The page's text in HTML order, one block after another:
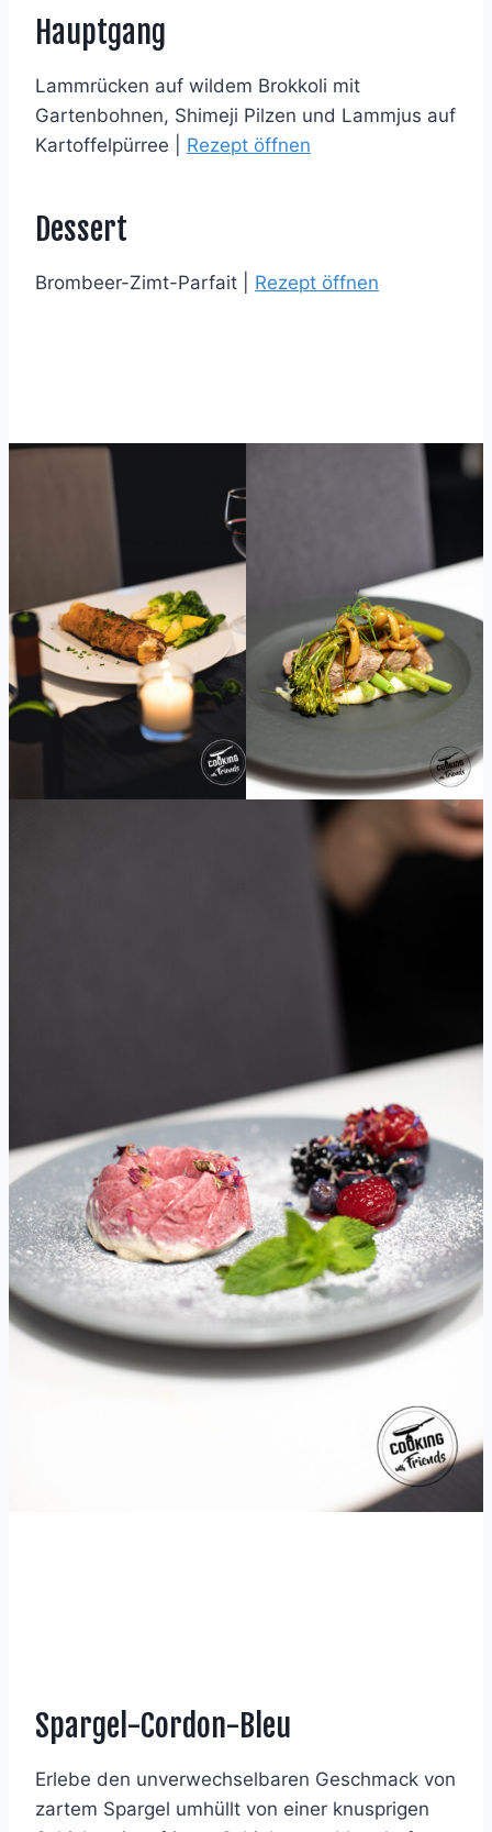
Hauptgang
Lammrücken auf wildem Brokkoli mit
Gartenbohnen, Shimeji Pilzen und Lammjus auf
Kartoffelpürree | Rezept öffnen
Dessert
Brombeer-Zimt-Parfait | Rezept öffnen
Spargel-Cordon-Bleu
Erlebe den unverwechselbaren Geschmack von
zartem Spargel umhüllt von einer knusprigen